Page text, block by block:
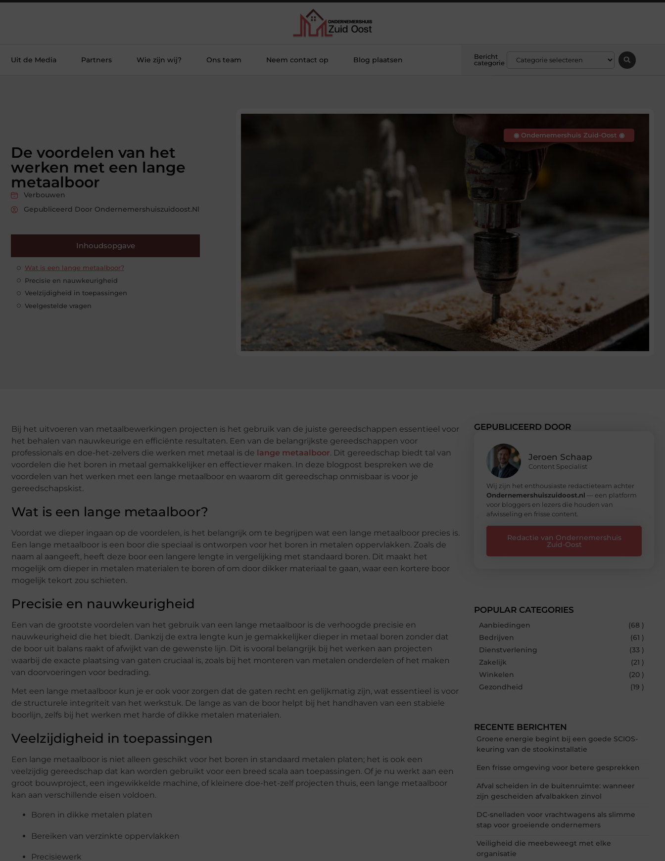
Uit de Media Partners Wie zijn wij? Ons team Neem contact op Blog plaatsen
Bericht
categorie
De voordelen van het
werken met een lange
metaalboor
Verbouwen
Gepubliceerd Door Ondernemershuiszuidoost.nl
Inhoudsopgave
Wat is een lange metaalboor?
Precisie en nauwkeurigheid
Veelzijdigheid in toepassingen
Veelgestelde vragen
◉ Ondernemershuis Zuid-Oost ◉
Bij het uitvoeren van metaalbewerkingen projecten is het gebruik van de juiste gereedschappen essentieel voor
het behalen van nauwkeurige en efficiënte resultaten. Een van de belangrijkste gereedschappen voor
professionals en doe-het-zelvers die werken met metaal is de lange metaalboor. Dit gereedschap biedt tal van
voordelen die het boren in metaal gemakkelijker en effectiever maken. In deze blogpost bespreken we de
voordelen van het werken met een lange metaalboor en waarom dit gereedschap onmisbaar is voor je
gereedschapskist.
Wat is een lange metaalboor?
Voordat we dieper ingaan op de voordelen, is het belangrijk om te begrijpen wat een lange metaalboor precies is.
Een lange metaalboor is een boor die speciaal is ontworpen voor het boren in metalen oppervlakken. Zoals de
naam al aangeeft, heeft deze boor een langere lengte in vergelijking met standaard boren. Dit maakt het
mogelijk om dieper in metalen materialen te boren of om door dikker materiaal te gaan, waar een kortere boor
mogelijk tekort zou schieten.
Precisie en nauwkeurigheid
Een van de grootste voordelen van het gebruik van een lange metaalboor is de verhoogde precisie en
nauwkeurigheid die het biedt. Dankzij de extra lengte kun je gemakkelijker dieper in metaal boren zonder dat
de boor uit balans raakt of afwijkt van de gewenste lijn. Dit is vooral belangrijk bij het werken aan projecten
waarbij de exacte plaatsing van gaten cruciaal is, zoals bij het monteren van metalen onderdelen of het maken
van doorvoeringen voor bedrading.
Met een lange metaalboor kun je er ook voor zorgen dat de gaten recht en gelijkmatig zijn, wat essentieel is voor
de structurele integriteit van het werkstuk. De lange as van de boor helpt bij het handhaven van een stabiele
boorlijn, zelfs bij het werken met harde of dikke metalen materialen.
Veelzijdigheid in toepassingen
Een lange metaalboor is niet alleen geschikt voor het boren in standaard metalen platen; het is ook een
veelzijdig gereedschap dat kan worden gebruikt voor een breed scala aan toepassingen. Of je nu werkt aan een
groot bouwproject, een ingewikkelde machine, of kleinere doe-het-zelf projecten thuis, een lange metaalboor
kan aan verschillende eisen voldoen.
Boren in dikke metalen platen
Bereiken van verzinkte oppervlakken
Precisiewerk
GEPUBLICEERD DOOR
Jeroen Schaap
Content Specialist
Wij zijn het enthousiaste redactieteam achter
Ondernemershuiszuidoost.nl — een platform
voor bloggers en lezers die houden van
afwisseling en frisse content.
Redactie van Ondernemershuis
Zuid-Oost
POPULAR CATEGORIES
Aanbiedingen
(68 )
Bedrijven
(61 )
Dienstverlening
(33 )
Zakelijk
(21 )
Winkelen
(20 )
Gezondheid
(19 )
RECENTE BERICHTEN
Groene energie begint bij een goede SCIOS-
keuring van de stookinstallatie
Een frisse omgeving voor betere gesprekken
Afval scheiden in de buitenruimte: wanneer
zijn gescheiden afvalbakken zinvol
DC-snelladen voor vrachtwagens als slimme
stap voor groeiende ondernemers
Veiligheid die meebeweegt met elke
organisatie